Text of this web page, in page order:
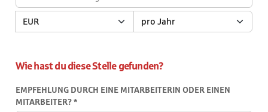
100
ein.
Trage
hier
(brutto)
Zahl
ein.
Währung
Zeitraum
Wie hast du diese Stelle gefunden?
EMPFEHLUNG DURCH EINE MITARBEITERIN ODER EINEN
MITARBEITER? *